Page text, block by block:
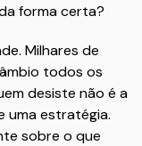
forma certa?
Milhares de
todos os
desiste não é a
uma estratégia.
sobre o que